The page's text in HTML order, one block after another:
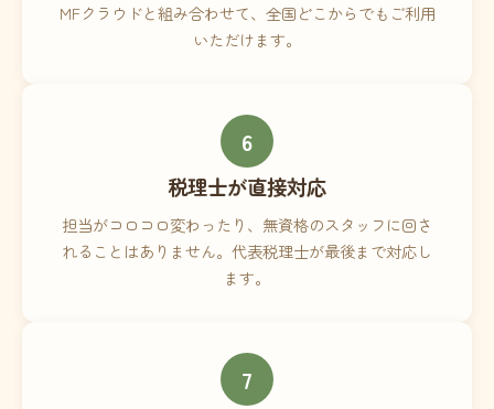
MFクラウドと組み合わせて、全国どこからでもご利用
いただけます。
6
税理士が直接対応
担当がコロコロ変わったり、無資格のスタッフに回さ
れることはありません。代表税理士が最後まで対応し
ます。
7